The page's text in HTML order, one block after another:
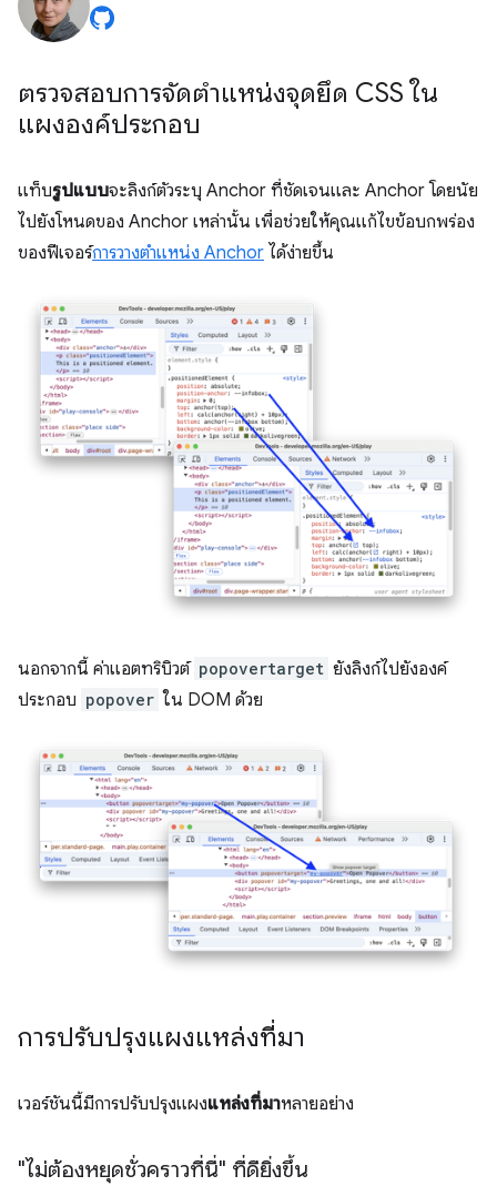
ตรวจสอบการจัดตำแหน่งจุดยึด CSS ใน
แผงองค์ประกอบ
แท็บรูปแบบจะลิงก์ตัวระบุ Anchor ที่ชัดเจนและ Anchor โดยนัย
ไปยังโหนดของ Anchor เหล่านั้น เพื่อช่วยให้คุณแก้ไขข้อบกพร่อง
ของฟีเจอร์การวางตำแหน่ง Anchor ได้ง่ายขึ้น
นอกจากนี้ ค่าแอตทริบิวต์ popovertarget ยังลิงก์ไปยังองค์
ประกอบ popover ใน DOM ด้วย
การปรับปรุงแผงแหล่งที่มา
เวอร์ชันนี้มีการปรับปรุงแผงแหล่งที่มาหลายอย่าง
"ไม่ต้องหยุดชั่วคราวที่นี่" ที่ดียิ่งขึ้น